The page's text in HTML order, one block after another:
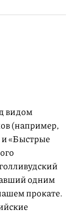
видом
(например,
«Быстрые
одним
прокате.